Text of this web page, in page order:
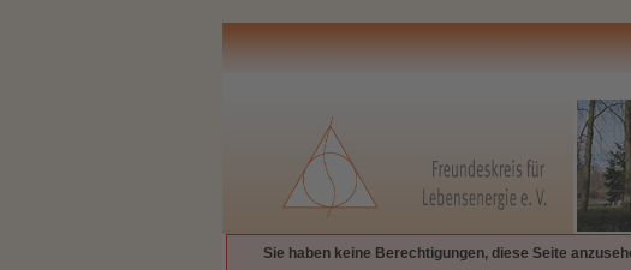
Sie haben keine Berechtigungen, diese Seite